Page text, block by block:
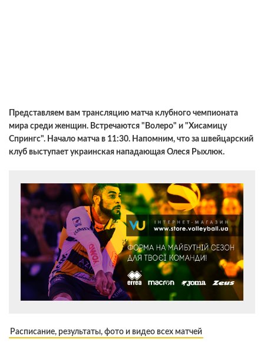
Представляем вам трансляцию матча клубного чемпионата
мира среди женщин. Встречаются "Волеро" и "Хисамицу
Спрингс". Начало матча в 11:30. Напомним, что за швейцарский
клуб выступает украинская нападающая Олеся Рыхлюк.
Расписание, результаты, фото и видео всех матчей